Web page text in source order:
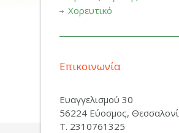
Χορευτικό
Επικοινωνία
Ευαγγελισμού 30
56224 Εύοσμος,
Τ. 2310761325